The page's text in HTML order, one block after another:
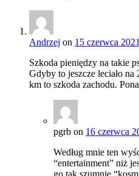
Andrzej on 15 czerwca
Szkoda pieniędzy na takie
Gdyby to jeszcze leciało
km to szkoda zachodu.
pgrb on 16 czerwca
Według mnie ten
“entertainment” niż